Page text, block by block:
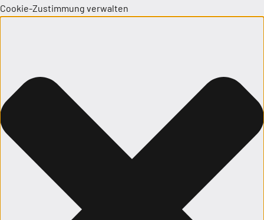
Cookie-Zustimmung verwalten